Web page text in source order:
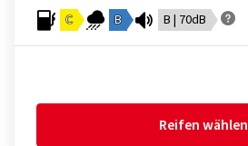
C B B | 70dB
Reifen wählen